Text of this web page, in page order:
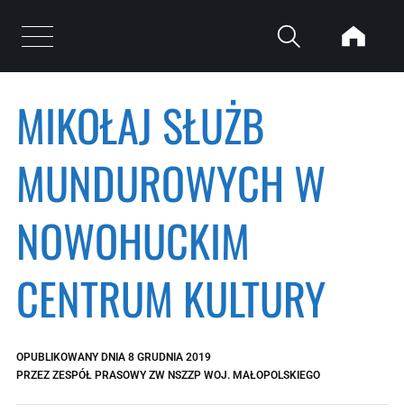
Otwórz menu
MIKOŁAJ SŁUŻB
MUNDUROWYCH W
NOWOHUCKIM
CENTRUM KULTURY
OPUBLIKOWANY DNIA 8 GRUDNIA 2019
PRZEZ ZESPÓŁ PRASOWY ZW NSZZP WOJ. MAŁOPOLSKIEGO